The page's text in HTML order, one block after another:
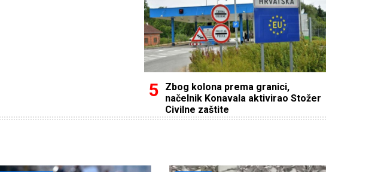
Zbog kolona prema granici,
načelnik Konavala aktivirao Stožer
Civilne zaštite